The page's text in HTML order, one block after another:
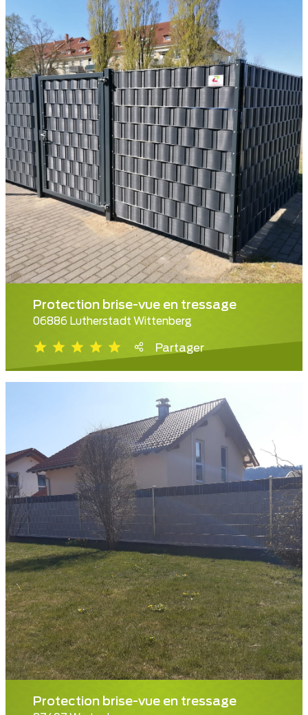
Protection brise-vue en tressage
06886 Lutherstadt Wittenberg
Partager
Protection brise-vue en tressage